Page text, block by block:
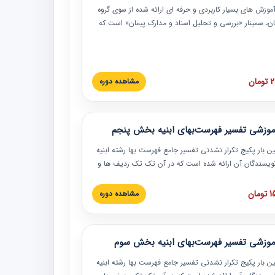
های بسیار کاربردی و حرفه‏ ای ارائه شده از سوی گروه
سمینار «بررسی و تحلیل اسناد و مدارک پیمان» است که
این خصوص ارائه شده است.
مشاهده دوره
تفسیر فهرست‌بهای ابنیه بخش پنجم
بار پکیج تکرار نشدنی تفسیر جامع فهرست بها رشته ابنیه
نویسندگان آن ارائه شده است که در آن تک تک ردیف ها و
و به همراه تصاویر عملیات اجرایی مرتبط با ردیف های
بها ارائه شده است. این دوره با کلام مهندس
مدیر پروژه مهندسی مشاور در امر بازنگری فهرست
حال فعالیت هستند حتما توصیه می کنیم از مطالب این
نمایند.
مشاهده دوره
تفسیر فهرست‌بهای ابنیه بخش سوم
بار پکیج تکرار نشدنی تفسیر جامع فهرست بها رشته ابنیه